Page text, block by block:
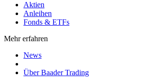
Aktien
Anleihen
Fonds & ETFs
Mehr erfahren
News
Über Baader Trading